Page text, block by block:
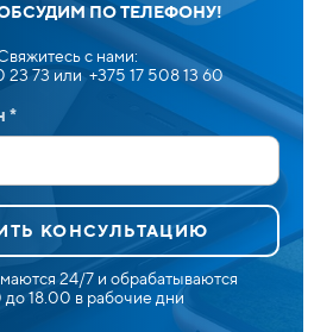
ПО ТЕЛЕФОНУ!
с нами:
23 73 или +375 17 508 13 60
*
КОНСУЛЬТАЦИЮ
24/7 и обрабатываются
до 18.00 в рабочие дни